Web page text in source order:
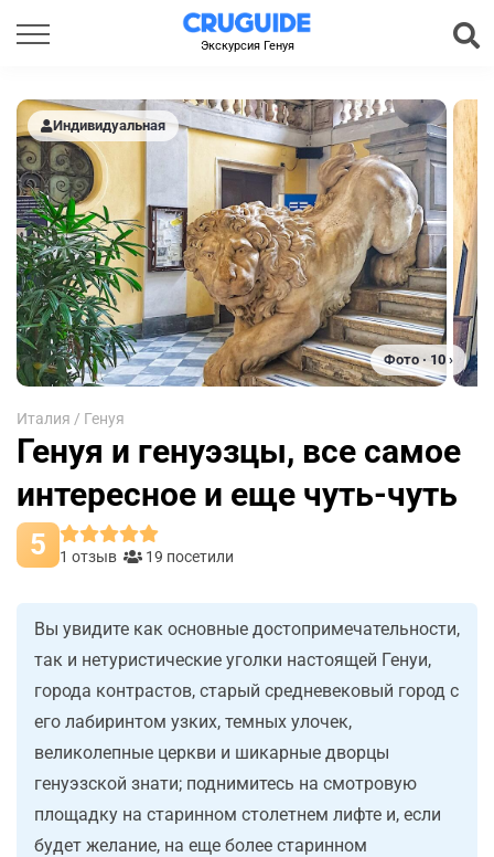
Экскурсия Генуя
Индивидуальная
Фото · 10 ›
Италия / Генуя
Генуя и генуэзцы, все самое
интересное и еще чуть-чуть
5 1 отзыв 19 посетили
Вы увидите как основные достопримечательности,
так и нетуристические уголки настоящей Генуи,
города контрастов, старый средневековый город с
его лабиринтом узких, темных улочек,
великолепные церкви и шикарные дворцы
генуэзской знати; поднимитесь на смотровую
площадку на старинном столетнем лифте и, если
будет желание, на еще более старинном